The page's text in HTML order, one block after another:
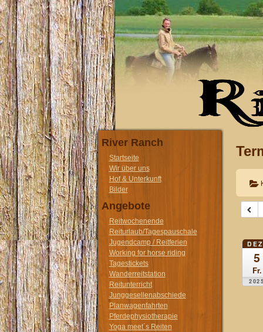
River Ranch
Startseite
Wir über uns
Hof & Unterkunft
Bilder
Angebote
Reitwochenende
Reiturlaub/Tagespauschale
Jugendcamp / Reitferien
Working for horse riding
Tagestickets
Wanderreitstation
Reitunterricht
Junggesellenabschiede
Planwagenfahrten
Pferdephysiotherapie
Yoga meet´s Reiten
5
Fr.